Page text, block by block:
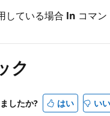
している場合 ln コマ
ク
したか? はい い